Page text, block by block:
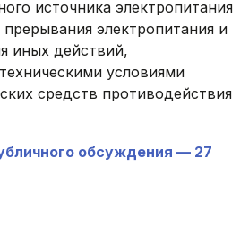
источника электропитания
электропитания и
иных действий,
условиями
средств противодействия
обсуждения — 27